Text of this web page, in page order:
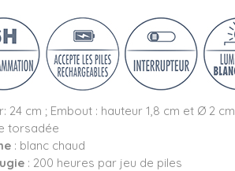
24 cm ; Embout : hauteur 1,8 cm et Ø 2 cm
torsadée
: blanc chaud
: 200 heures par jeu de piles